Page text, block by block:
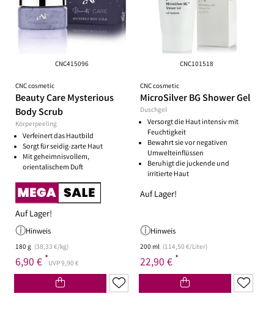
CNC415096
CNC cosmetic
Beauty Care Mysterious
Body Scrub
Körperpeeling
Verfeinert das Hautbild
Sorgt für seidig-zarte Haut
Mit geheimnisvollem,
orientalischem Duft
Auf Lager!
Hinweis
180 g (38,33 €/kg)
6,90 € *UVP 9,90 €
CNC101518
CNC cosmetic
MicroSilver BG Shower Gel
Duschgel
Versorgt die Haut intensiv mit
Feuchtigkeit
Bewahrt sie vor negativen
Umwelteinflüssen
Beruhigt die juckende und
irritierte Haut
Auf Lager!
Hinweis
200 ml (114,50 €/Liter)
22,90 € *